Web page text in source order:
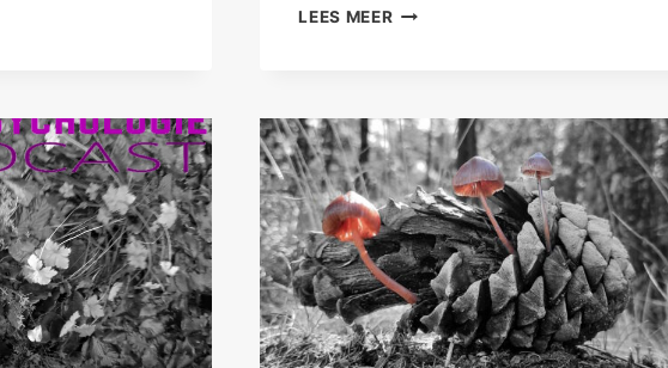
LEES MEERDUURZAAM